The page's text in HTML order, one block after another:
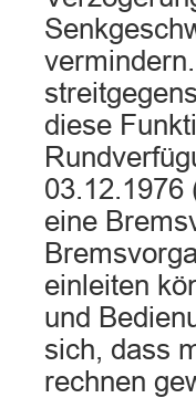
diese
03.12.1976
eine
einleiten
und
sich, dass
rechnen